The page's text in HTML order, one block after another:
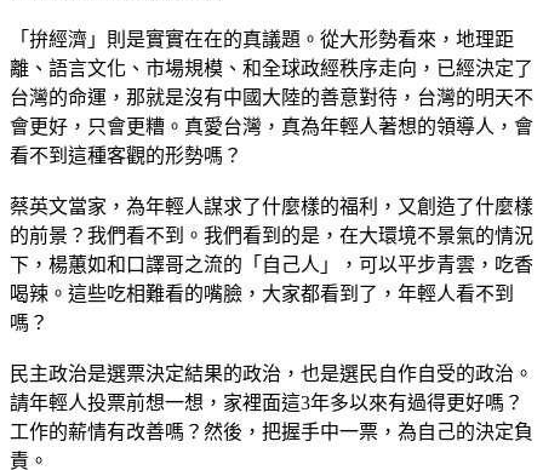
「拚經濟」則是實實在在的真議題。從大形勢看來，地理距
離、語言文化、市場規模、和全球政經秩序走向，已經決定了
台灣的命運，那就是沒有中國大陸的善意對待，台灣的明天不
會更好，只會更糟。真愛台灣，真為年輕人著想的領導人，會
看不到這種客觀的形勢嗎？
蔡英文當家，為年輕人謀求了什麼樣的福利，又創造了什麼樣
的前景？我們看不到。我們看到的是，在大環境不景氣的情況
下，楊蕙如和口譯哥之流的「自己人」，可以平步青雲，吃香
喝辣。這些吃相難看的嘴臉，大家都看到了，年輕人看不到
嗎？
民主政治是選票決定結果的政治，也是選民自作自受的政治。
請年輕人投票前想一想，家裡面這3年多以來有過得更好嗎？
工作的薪情有改善嗎？然後，把握手中一票，為自己的決定負
責。